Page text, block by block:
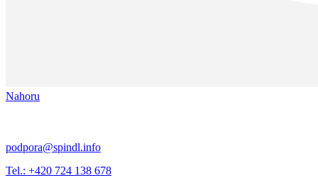
Nahoru
podpora@spindl.info
Tel.: +420 724 138 678